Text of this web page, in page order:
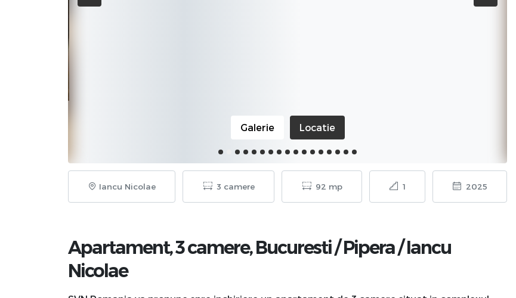
Galerie Locatie
Iancu Nicolae 3 camere 92 mp 1 2025
Apartament, 3 camere,Bucuresti/Pipera/Iancu
Nicolae